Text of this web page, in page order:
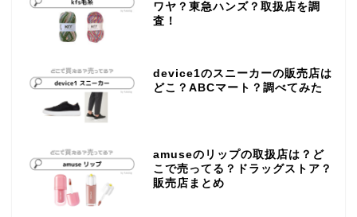
ワヤ？東急ハンズ？取扱店を調
査！
device1のスニーカーの販売店は
どこ？ABCマート？調べてみた
amuseのリップの取扱店は？ど
こで売ってる？ドラッグストア？
販売店まとめ